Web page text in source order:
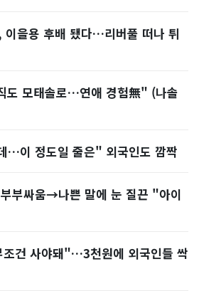
을용 후배 됐다…리버풀 떠나 튀
모태솔로…연애 경험無" (나솔
…이 정도일 줄은" 외국인도 깜짝
부싸움→나쁜 말에 눈 질끈 "아이
건 사야돼"…3천원에 외국인들 싹